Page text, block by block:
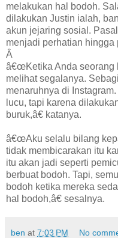
melakukan hal bodoh.
dilakukan Justin ialah,
akun jejaring sosial.
menjadi perhatian hingga
Â
â€œKetika Anda seorang
melihat segalanya.
menaruhnya di
lucu, tapi karena
buruk,â€ katanya.
â€œAku selalu bilang
tidak membicarakan itu
itu akan jadi seperti
berbuat bodoh. Tapi,
bodoh ketika mereka
hal bodoh,â€ sesalnya.
ben at 7:03 PM No